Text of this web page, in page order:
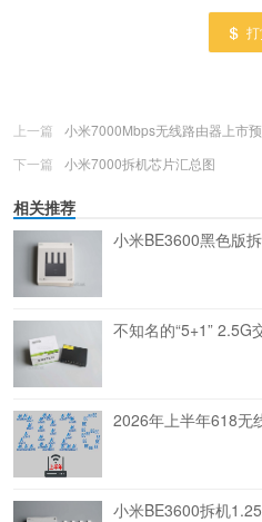
上一篇
小米7000Mbps无线路由器上市
下一篇
小米7000拆机芯片汇总图
相关推荐
小米BE3600黑色版
不知名的“5+1” 2.5G
2026年上半年618无
小米BE3600拆机